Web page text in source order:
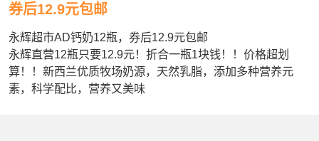
券后12.9元包邮
永辉超市AD钙奶12瓶，券后12.9元包邮
永辉直营12瓶只要12.9元！折合一瓶1块钱！！价格超划
算！！新西兰优质牧场奶源，天然乳脂，添加多种营养元
素，科学配比，营养又美味